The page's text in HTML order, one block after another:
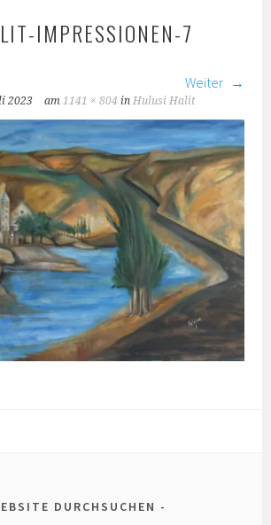
IMPRESSIONEN-7
Weiter
2023 am1141 × 804 inHulusi Halit
DURCHSUCHEN